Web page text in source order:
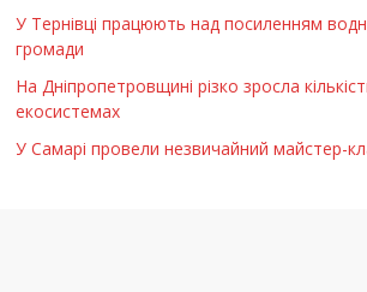
У Тернівці працюють над посиленням
громади
На Дніпропетровщині різко зросла
екосистемах
У Самарі провели незвичайний майстер-